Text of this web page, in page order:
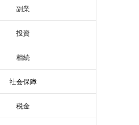
副業
投資
相続
社会保障
税金